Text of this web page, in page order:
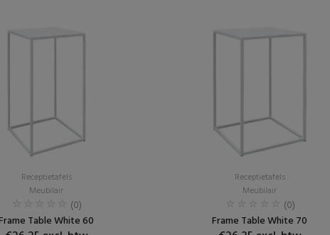
Receptietafels
Meubilair
(0)
Table White 60
Receptietafels
Meubilair
(0)
Frame Table White 70